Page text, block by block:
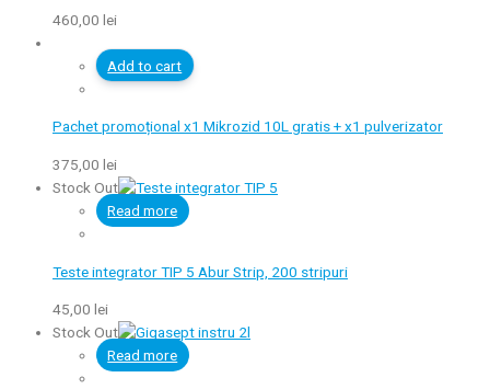
460,00 lei
Add to cart
Pachet promoțional x1 Mikrozid 10L gratis + x1 pulverizator
375,00 lei
Stock Out
Read more
Teste integrator TIP 5 Abur Strip, 200 stripuri
45,00 lei
Stock Out
Read more